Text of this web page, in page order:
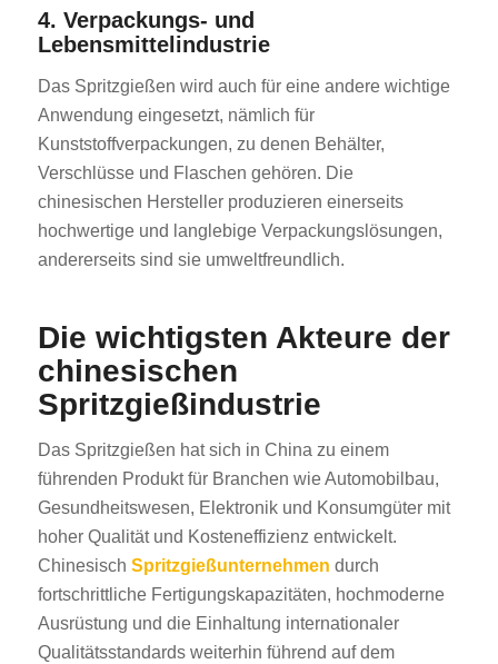
4. Verpackungs- und
Lebensmittelindustrie
Das Spritzgießen wird auch für eine andere wichtige
Anwendung eingesetzt, nämlich für
Kunststoffverpackungen, zu denen Behälter,
Verschlüsse und Flaschen gehören. Die
chinesischen Hersteller produzieren einerseits
hochwertige und langlebige Verpackungslösungen,
andererseits sind sie umweltfreundlich.
Die wichtigsten Akteure der
chinesischen
Spritzgießindustrie
Das Spritzgießen hat sich in China zu einem
führenden Produkt für Branchen wie Automobilbau,
Gesundheitswesen, Elektronik und Konsumgüter mit
hoher Qualität und Kosteneffizienz entwickelt.
Chinesisch Spritzgießunternehmen durch
fortschrittliche Fertigungskapazitäten, hochmoderne
Ausrüstung und die Einhaltung internationaler
Qualitätsstandards weiterhin führend auf dem